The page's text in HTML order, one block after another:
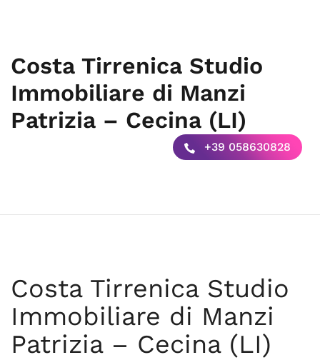
Costa Tirrenica Studio
Immobiliare di Manzi
Patrizia – Cecina (LI)
+39 058630828
Costa Tirrenica Studio
Immobiliare di Manzi
Patrizia – Cecina (LI)